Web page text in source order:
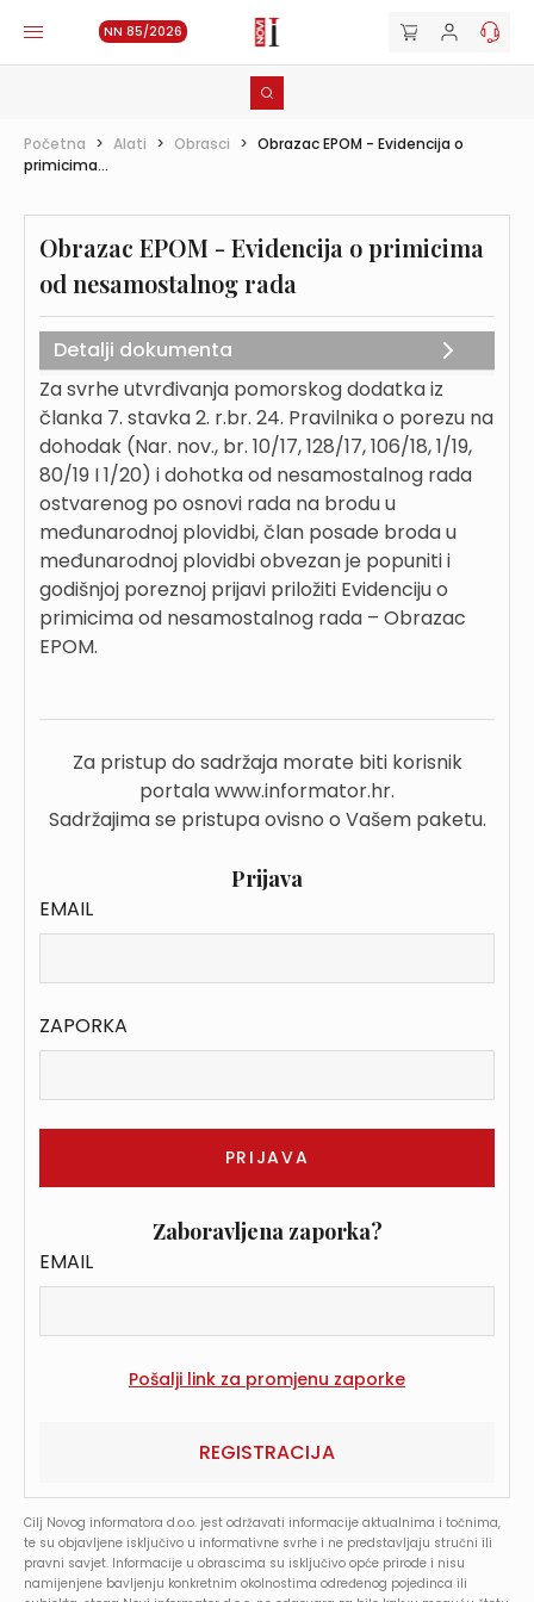
NN 85/2026
Početna > Alati > Obrasci > Obrazac EPOM - Evidencija o
primicima...
Obrazac EPOM - Evidencija o primicima
od nesamostalnog rada
Detalji dokumenta
Za svrhe utvrđivanja pomorskog dodatka iz
članka 7. stavka 2. r.br. 24. Pravilnika o porezu na
dohodak (Nar. nov., br. 10/17, 128/17, 106/18, 1/19,
80/19 I 1/20) i dohotka od nesamostalnog rada
ostvarenog po osnovi rada na brodu u
međunarodnoj plovidbi, član posade broda u
međunarodnoj plovidbi obvezan je popuniti i
godišnjoj poreznoj prijavi priložiti Evidenciju o
primicima od nesamostalnog rada – Obrazac
EPOM.
Za pristup do sadržaja morate biti korisnik
portala www.informator.hr.
Sadržajima se pristupa ovisno o Vašem paketu.
Prijava
EMAIL
ZAPORKA
Zaboravljena zaporka?
EMAIL
REGISTRACIJA
Cilj Novog informatora d.o.o. jest održavati informacije aktualnima i točnima,
te su objavljene isključivo u informativne svrhe i ne predstavljaju stručni ili
pravni savjet. Informacije u obrascima su isključivo opće prirode i nisu
namijenjene bavljenju konkretnim okolnostima određenog pojedinca ili